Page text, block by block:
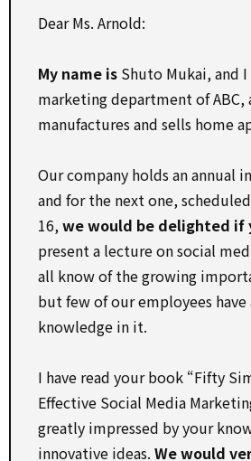
Dear Ms. Arnold:
My name is Shuto Mukai, and
marketing department of ABC,
manufactures and sells home
Our company holds an annual
and for the next one,
16,we would be delighted if
present a lecture on social
all know of the growing
but few of our employees have
knowledge in it.
I have read your book “Fifty
Effective Social Media
greatly impressed by your
innovative ideas. We would